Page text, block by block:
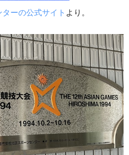
ーの公式サイト より。